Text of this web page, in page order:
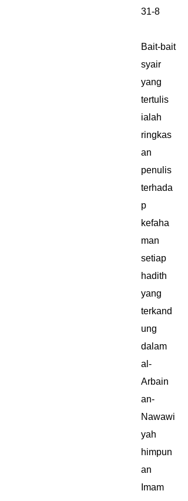
31-8
Bait-bait
syair
yang
tertulis
ialah
ringkas
an
penulis
terhada
p
kefaha
man
setiap
hadith
yang
terkand
ung
dalam
al-
Arbain
an-
Nawawi
yah
himpun
an
Imam